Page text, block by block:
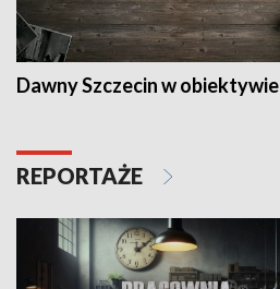
Dawny Szczecin w obiektywie
REPORTAŻE